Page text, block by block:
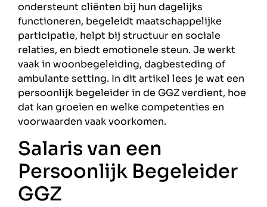
ondersteunt cliënten bij hun dagelijks
functioneren, begeleidt maatschappelijke
participatie, helpt bij structuur en sociale
relaties, en biedt emotionele steun. Je werkt
vaak in woonbegeleiding, dagbesteding of
ambulante setting. In dit artikel lees je wat een
persoonlijk begeleider in de GGZ verdient, hoe
dat kan groeien en welke competenties en
voorwaarden vaak voorkomen.
Salaris van een
Persoonlijk Begeleider
GGZ